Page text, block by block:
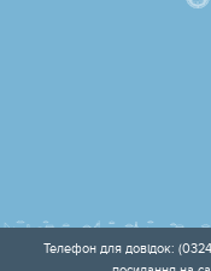
Телефон для довідок: